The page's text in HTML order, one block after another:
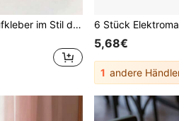
2 Stück Laptop Aufkleber im Stil der chinesischen Tuschmalerei mit Blumen und Vögeln, teilweise Laptop Aufkleber, selbstklebend, elegant, passend, langanhaltend, geeignet für Büro, Studium, Kreativität, Schreibtisch-Display, Kulturausstellung, zur Verschönerung des Laptops, kreativen Dekoration, Ausrüstungstransformation, Stilgestaltung
5,68€
1 andere